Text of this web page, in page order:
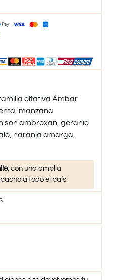
olfativa Ámbar
manzana
son ambroxan, geranio
naranja amarga,
, con una amplia
a todo el país.